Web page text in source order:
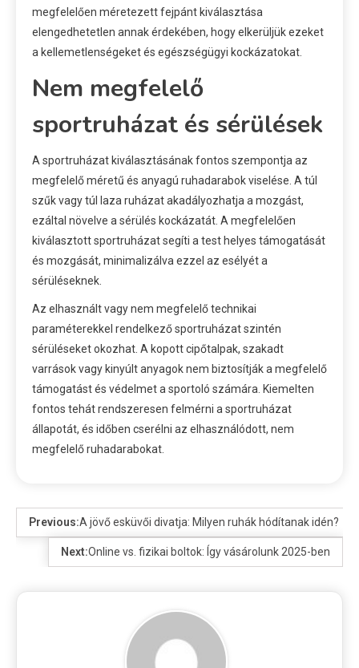
megfelelően méretezett fejpánt kiválasztása
elengedhetetlen annak érdekében, hogy elkerüljük ezeket
a kellemetlenségeket és egészségügyi kockázatokat.
Nem megfelelő
sportruházat és sérülések
A sportruházat kiválasztásának fontos szempontja az
megfelelő méretű és anyagú ruhadarabok viselése. A túl
szűk vagy túl laza ruházat akadályozhatja a mozgást,
ezáltal növelve a sérülés kockázatát. A megfelelően
kiválasztott sportruházat segíti a test helyes támogatását
és mozgását, minimalizálva ezzel az esélyét a
sérüléseknek.
Az elhasznált vagy nem megfelelő technikai
paraméterekkel rendelkező sportruházat szintén
sérüléseket okozhat. A kopott cipőtalpak, szakadt
varrások vagy kinyúlt anyagok nem biztosítják a megfelelő
támogatást és védelmet a sportoló számára. Kiemelten
fontos tehát rendszeresen felmérni a sportruházat
állapotát, és időben cserélni az elhasználódott, nem
megfelelő ruhadarabokat.
Previous:A jövő esküvői divatja: Milyen ruhák hódítanak idén?
Next:Online vs. fizikai boltok: Így vásárolunk 2025-ben